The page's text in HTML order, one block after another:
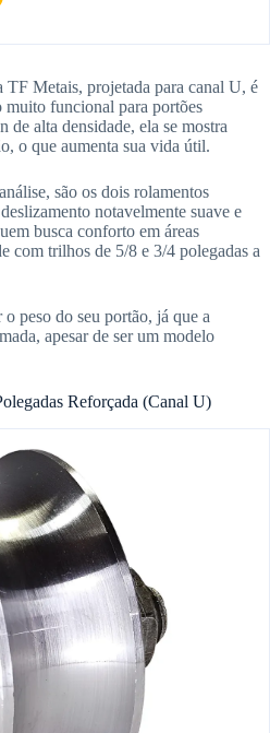
TF Metais, projetada para canal U, é
muito funcional para portões
de alta densidade, ela se mostra
o que aumenta sua vida útil.
são os dois rolamentos
notavelmente suave e
busca conforto em áreas
com trilhos de 5/8 e 3/4 polegadas a
peso do seu portão, já que a
apesar de ser um modelo
Reforçada (Canal U)